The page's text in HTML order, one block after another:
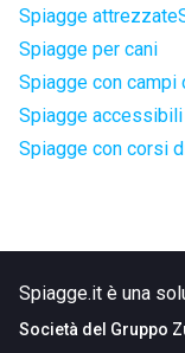
Spiagge attrezzate
Spiagge per cani
Spiagge con
Spiagge
Spiagge con corsi
Spiagge.it è una
Società del Gruppo